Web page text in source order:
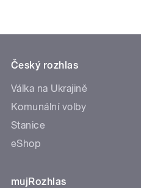
Český rozhlas
Válka na Ukrajině
Komunální volby
Stanice
eShop
mujRozhlas